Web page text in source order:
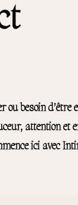
ou besoin d’être
attention et
ici avec